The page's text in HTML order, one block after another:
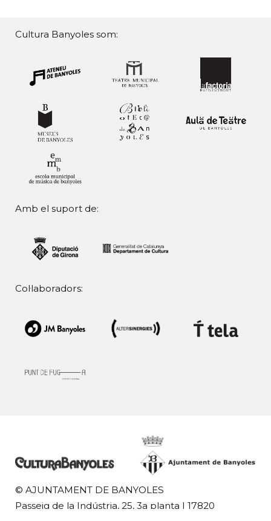
Cultura Banyoles som:
Amb el suport de:
Col·laboradors:
© AJUNTAMENT DE BANYOLES
Passeig de la Indústria, 25, 3a planta | 17820